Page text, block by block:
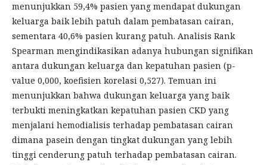
menunjukkan 59,4% pasien yang mendapat dukungan
keluarga baik lebih patuh dalam pembatasan cairan,
sementara 40,6% pasien kurang patuh. Analisis Rank
Spearman mengindikasikan adanya hubungan signifikan
antara dukungan keluarga dan kepatuhan pasien (p-
value 0,000, koefisien korelasi 0,527). Temuan ini
menunjukkan bahwa dukungan keluarga yang baik
terbukti meningkatkan kepatuhan pasien CKD yang
menjalani hemodialisis terhadap pembatasan cairan
dimana pasein dengan tingkat dukungan yang lebih
tinggi cenderung patuh terhadap pembatasan cairan.